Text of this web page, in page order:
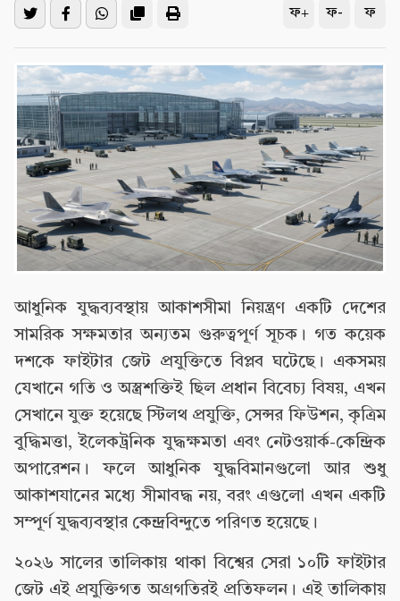
ফ+ ফ- ফ
আধুনিক যুদ্ধব্যবস্থায় আকাশসীমা নিয়ন্ত্রণ একটি দেশের
সামরিক সক্ষমতার অন্যতম গুরুত্বপূর্ণ সূচক। গত কয়েক
দশকে ফাইটার জেট প্রযুক্তিতে বিপ্লব ঘটেছে। একসময়
যেখানে গতি ও অস্ত্রশক্তিই ছিল প্রধান বিবেচ্য বিষয়, এখন
সেখানে যুক্ত হয়েছে স্টিলথ প্রযুক্তি, সেন্সর ফিউশন, কৃত্রিম
বুদ্ধিমত্তা, ইলেকট্রনিক যুদ্ধক্ষমতা এবং নেটওয়ার্ক-কেন্দ্রিক
অপারেশন। ফলে আধুনিক যুদ্ধবিমানগুলো আর শুধু
আকাশযানের মধ্যে সীমাবদ্ধ নয়, বরং এগুলো এখন একটি
সম্পূর্ণ যুদ্ধব্যবস্থার কেন্দ্রবিন্দুতে পরিণত হয়েছে।
২০২৬ সালের তালিকায় থাকা বিশ্বের সেরা ১০টি ফাইটার
জেট এই প্রযুক্তিগত অগ্রগতিরই প্রতিফলন। এই তালিকায়